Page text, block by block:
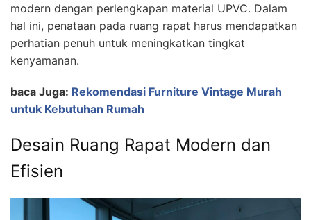
modern dengan perlengkapan material UPVC. Dalam
hal ini, penataan pada ruang rapat harus mendapatkan
perhatian penuh untuk meningkatkan tingkat
kenyamanan.
baca Juga: Rekomendasi Furniture Vintage Murah
untuk Kebutuhan Rumah
Desain Ruang Rapat Modern dan
Efisien